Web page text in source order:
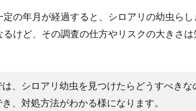
の年月が経過すると、シロアリの幼虫ら
けど、その調査の仕方やリスクの大きさ
は、シロアリ幼虫を見つけたらどうすべきな
、対処方法がわかる様になります。